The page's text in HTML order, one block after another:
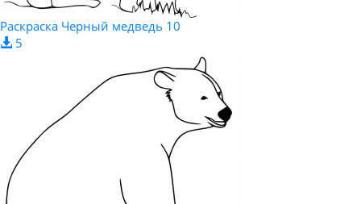
Раскраска Черный медведь 10
5